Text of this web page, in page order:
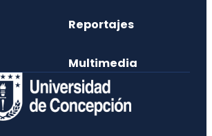
Reportajes
Multimedia